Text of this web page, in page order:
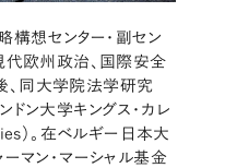
想センター・副セン
欧州政治、国際安全
、同大学院法学研究
ドン大学キングス・カレ
）。在ベルギー日本大
マン・マーシャル基金